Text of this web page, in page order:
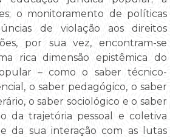
o monitoramento de políticas
de violação aos direitos
por sua vez, encontram-se
rica dimensão epistêmica do
– como o saber técnico-
o saber pedagógico, o saber
o saber sociológico e o saber
da trajetória pessoal e coletiva
e da sua interação com as lutas